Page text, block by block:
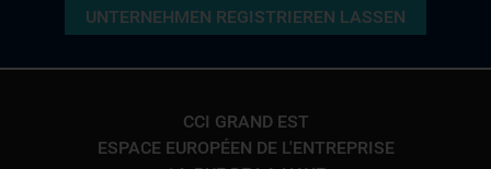
UNTERNEHMEN REGISTRIEREN LASSEN
CCI GRAND EST
ESPACE EUROPÉEN DE L'ENTREPRISE